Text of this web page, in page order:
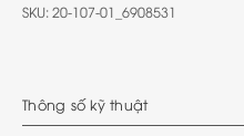
SKU:20-107-01_6908531
Thông số kỹ thuật